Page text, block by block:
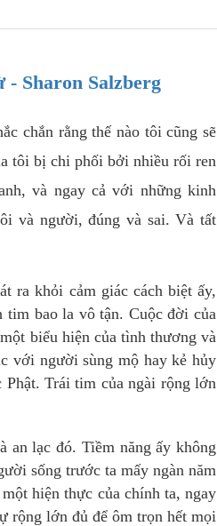
Sharon Salzberg
chắn rằng thế nào tôi cũng sẽ
tôi bị chi phối bởi nhiều rối ren
và ngay cả với những kinh
và người, đúng và sai. Và tất
ra khỏi cảm giác cách biệt ấy,
tim bao la vô tận. Cuộc đời của
biểu hiện của tình thương và
với người sùng mộ hay kẻ hủy
Trái tim của ngài rộng lớn
an lạc đó. Tiềm năng ấy không
sống trước ta mấy ngàn năm
hiện thực của chính ta, ngay
rộng lớn đủ để ôm trọn hết mọi